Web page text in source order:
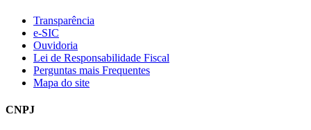
Transparência
e-SIC
Ouvidoria
Lei de Responsabilidade Fiscal
Perguntas mais Frequentes
Mapa do site
CNPJ